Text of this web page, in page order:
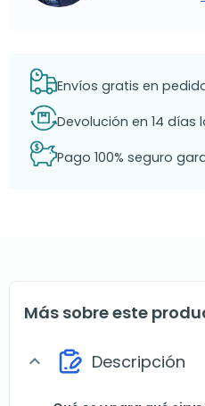
Envíos gratis en
Devolución en 14 días
Pago 100% seguro
Más sobre este
expand_more Descripción